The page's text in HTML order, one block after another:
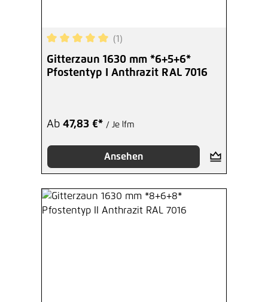
Durchschnittliche Bewertung von 5 von 5
(1)
Gitterzaun 1630 mm *6+5+6*
Pfostentyp I Anthrazit RAL 7016
Ab 47,83 €* / Je lfm
Ansehen